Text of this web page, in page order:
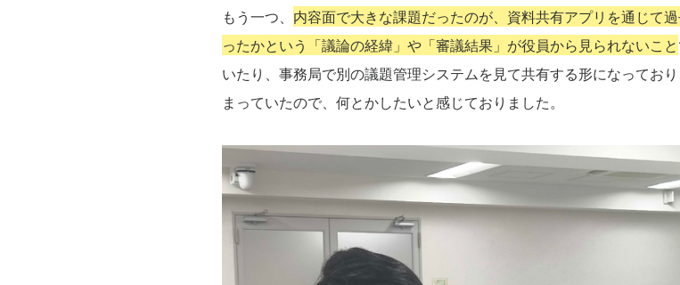
もう一つ、 内容面で大きな課題だったのが、資料共有アプリを通じて
ったかという「議論の経緯」や「審議結果」が役員から見られないこと
いたり、事務局で別の議題管理システムを見て共有する形になってお
まっていたので、何とかしたいと感じておりました。